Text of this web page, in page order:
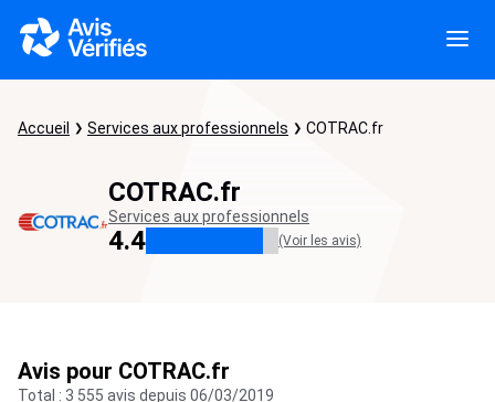
Accueil Services aux professionnels COTRAC.fr
COTRAC.fr
Services aux professionnels
4.4 (Voir les avis)
Avis pour COTRAC.fr
Total : 3 555 avis depuis 06/03/2019